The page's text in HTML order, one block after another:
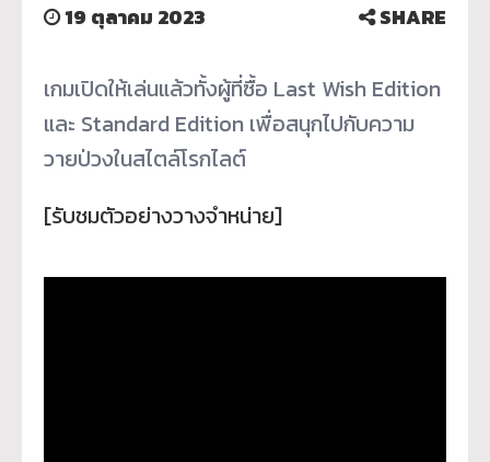
19 ตุลาคม 2023 SHARE
เกมเปิดให้เล่นแล้วทั้งผู้ที่ซื้อ Last Wish Edition
และ Standard Edition เพื่อสนุกไปกับความ
วายป่วงในสไตล์โรกไลต์
[รับชมตัวอย่างวางจำหน่าย]